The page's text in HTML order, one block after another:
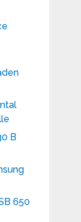
B
650